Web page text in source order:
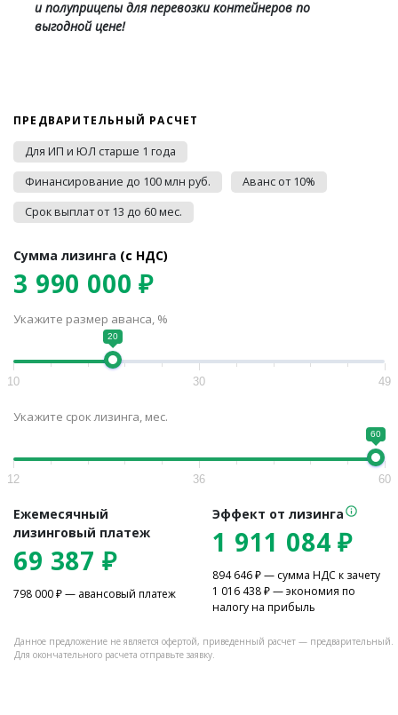
и полуприцепы для перевозки контейнеров по
выгодной цене!
ПРЕДВАРИТЕЛЬНЫЙ РАСЧЕТ
Для ИП и ЮЛ старше 1 года
Финансирование до 100 млн руб.
Аванс от 10%
Срок выплат от 13 до 60 мес.
Сумма лизинга (c НДС)
3 990 000 ₽
Укажите размер аванса, %
20
10 30 49
Укажите срок лизинга, мес.
60
12 36 60
Ежемесячный
лизинговый платеж
69 387 ₽
798 000₽ — авансовый платеж
Эффект от лизинга
1 911 084 ₽
894 646₽ — сумма НДС к зачету
1 016 438₽ — экономия по
налогу на прибыль
Данное предложение не является офертой, приведенный расчет — предварительный.
Для окончательного расчета отправьте заявку.